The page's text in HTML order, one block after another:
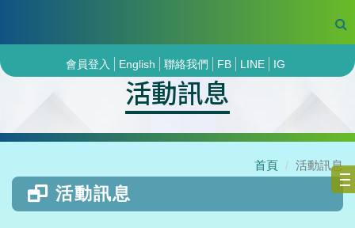
會員登入 English 聯絡我們 FB LINE IG
活動訊息
首頁 活動訊息
活動訊息